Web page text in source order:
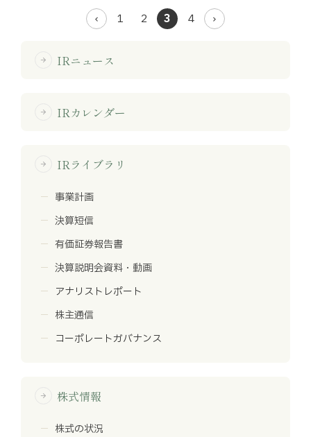
1 2 3 4
arrow_forward IRニュース
arrow_forward IRカレンダー
arrow_forward IRライブラリ
事業計画
決算短信
有価証券報告書
決算説明会資料・動画
アナリストレポート
株主通信
コーポレートガバナンス
arrow_forward 株式情報
株式の状況